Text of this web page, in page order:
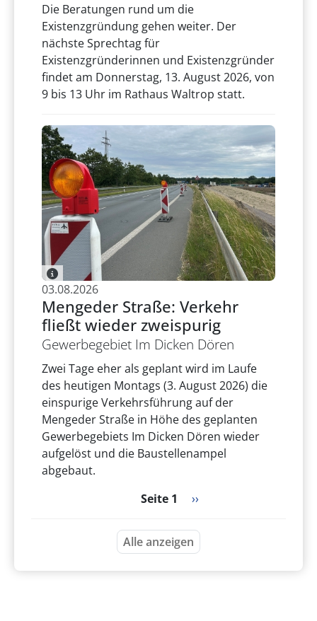
Die Beratungen rund um die
Existenzgründung gehen weiter. Der
nächste Sprechtag für
Existenzgründerinnen und Existenzgründer
findet am Donnerstag, 13. August 2026, von
9 bis 13 Uhr im Rathaus Waltrop statt.
03.08.2026
Mengeder Straße: Verkehr
fließt wieder zweispurig
Gewerbegebiet Im Dicken Dören
Zwei Tage eher als geplant wird im Laufe
des heutigen Montags (3. August 2026) die
einspurige Verkehrsführung auf der
Mengeder Straße in Höhe des geplanten
Gewerbegebiets Im Dicken Dören wieder
aufgelöst und die Baustellenampel
abgebaut.
Seitennummerierung
Seite 1 Nächste Seite
››
Alle anzeigen